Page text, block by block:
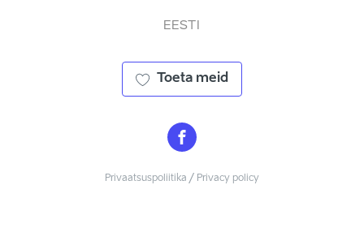
EESTI
Toeta meid
Privaatsuspoliitika / Privacy policy